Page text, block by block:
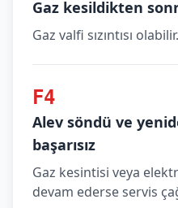
Gaz kesildikten
Gaz valfi sızıntısı
F4
Alev söndü ve
başarısız
Gaz kesintisi veya
devam ederse servis